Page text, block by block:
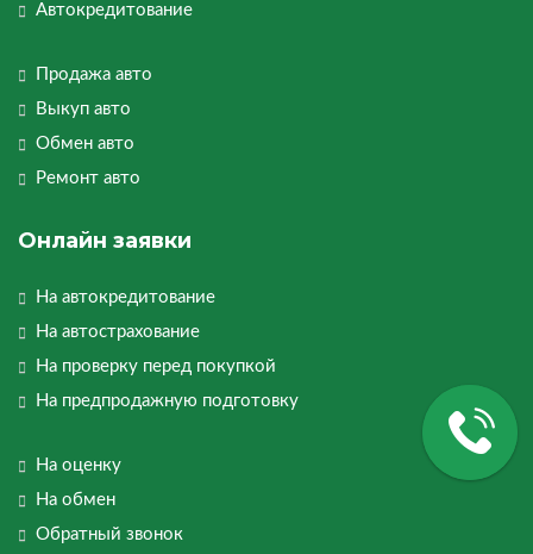
Автокредитование
Продажа авто
Выкуп авто
Обмен авто
Ремонт авто
Онлайн заявки
На автокредитование
На автострахование
На проверку перед покупкой
На предпродажную подготовку
На оценку
На обмен
Обратный звонок